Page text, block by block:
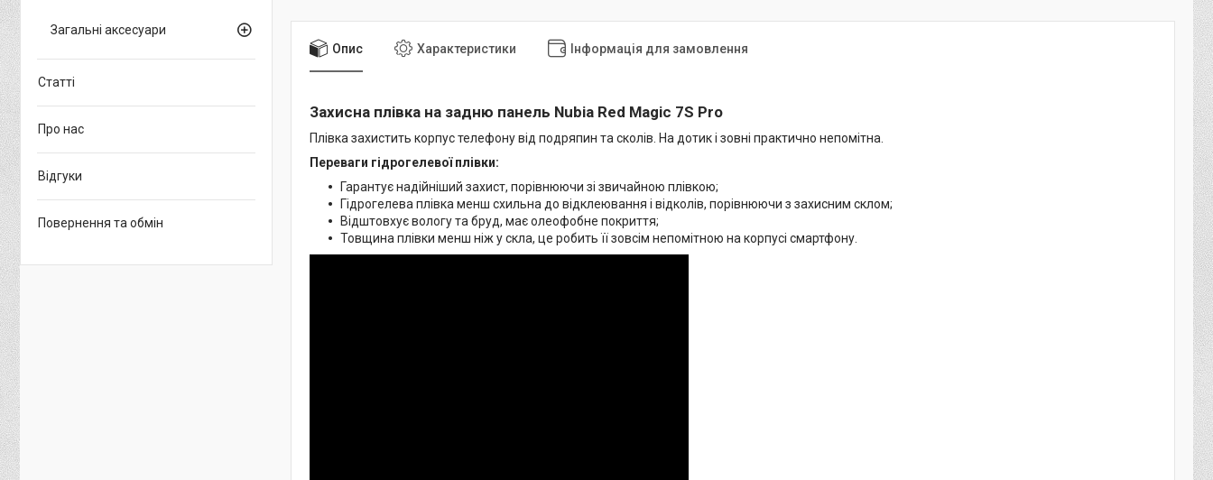
Опис Характеристики Інформація для замовлення
Захисна плівка на задню панель Nubia Red Magic 7S Pro
Плівка захистить корпус телефону від подряпин та сколів. На дотик і зовні практично непомітна.
Переваги гідрогелевої плівки:
Гарантує надійніший захист, порівнюючи зі звичайною плівкою;
Гідрогелева плівка менш схильна до відклеювання і відколів, порівнюючи з захисним склом;
Відштовхує вологу та бруд, має олеофобне покриття;
Товщина плівки менш ніж у скла, це робить її зовсім непомітною на корпусі смартфону.
Загальні аксесуари
Статті
Про нас
Відгуки
Повернення та обмін